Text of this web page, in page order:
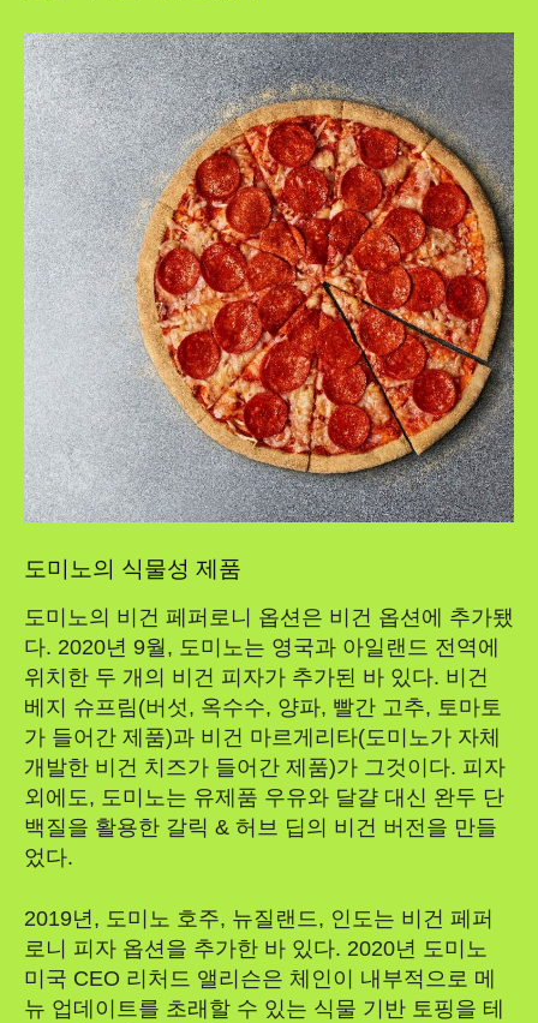
도미노의 식물성 제품
도미노의 비건 페퍼로니 옵션은 비건 옵션에 추가됐
다. 2020년 9월, 도미노는 영국과 아일랜드 전역에
위치한 두 개의 비건 피자가 추가된 바 있다. 비건
베지 슈프림(버섯, 옥수수, 양파, 빨간 고추, 토마토
가 들어간 제품)과 비건 마르게리타(도미노가 자체
개발한 비건 치즈가 들어간 제품)가 그것이다. 피자
외에도, 도미노는 유제품 우유와 달걀 대신 완두 단
백질을 활용한 갈릭 & 허브 딥의 비건 버전을 만들
었다.
2019년, 도미노 호주, 뉴질랜드, 인도는 비건 페퍼
로니 피자 옵션을 추가한 바 있다. 2020년 도미노
미국 CEO 리처드 앨리슨은 체인이 내부적으로 메
뉴 업데이트를 초래할 수 있는 식물 기반 토핑을 테